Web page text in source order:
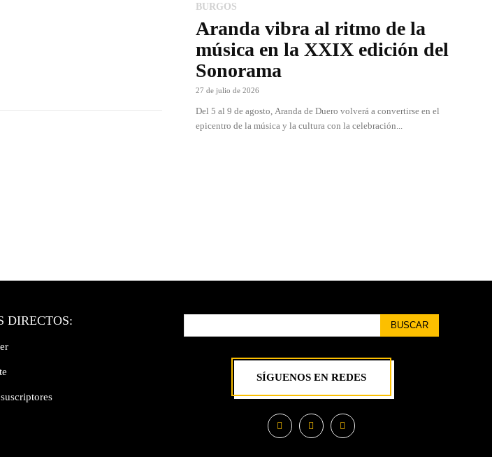
BURGOS
Aranda vibra al ritmo de la
música en la XXIX edición del
Sonorama
27 de julio de 2026
Del 5 al 9 de agosto, Aranda de Duero volverá a convertirse en el
epicentro de la música y la cultura con la celebración...
DIRECTOS: BUSCAR
SÍGUENOS EN REDES